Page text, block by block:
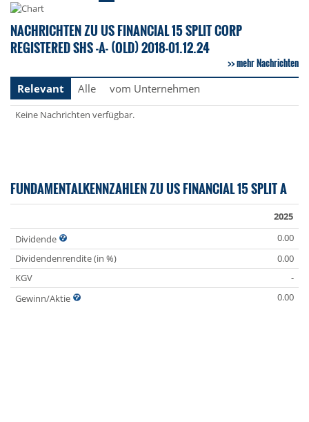
NACHRICHTEN ZU US FINANCIAL 15 SPLIT CORP
REGISTERED SHS -A- (OLD) 2018-01.12.24
mehr Nachrichten
Relevant
Alle vom Unternehmen
Keine Nachrichten verfügbar.
FUNDAMENTALKENNZAHLEN ZU US FINANCIAL 15 SPLIT A
2025
Dividende
0.00
Dividendenrendite (in %)
0.00
KGV
-
Gewinn/Aktie
0.00